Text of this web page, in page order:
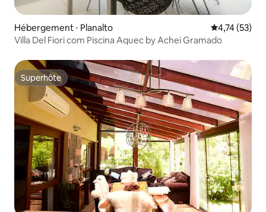
Hébergement ⋅ Planalto Évaluation
4,74 (53)
Villa Del Fiori com Piscina Aquec by Achei Gramado
Superhôte
Superhôte